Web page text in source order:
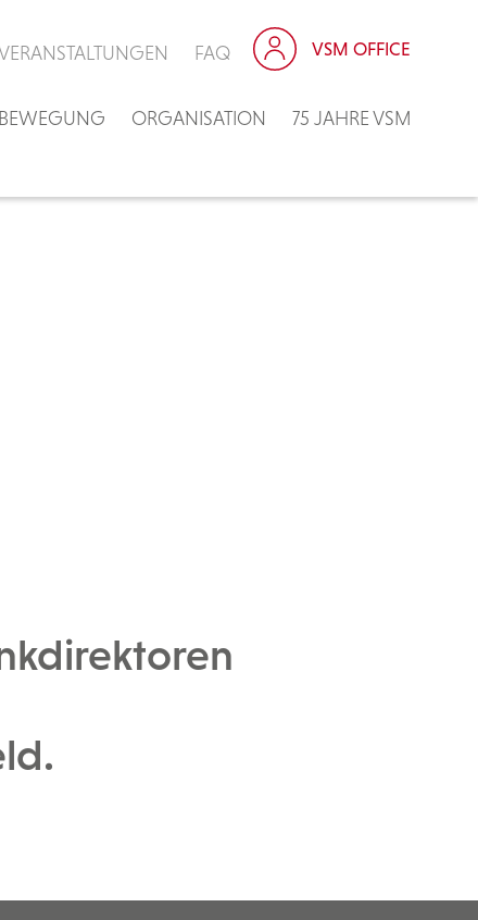
ORGANISATION 75 JAHRE VSM
FAQ VSM OFFICE